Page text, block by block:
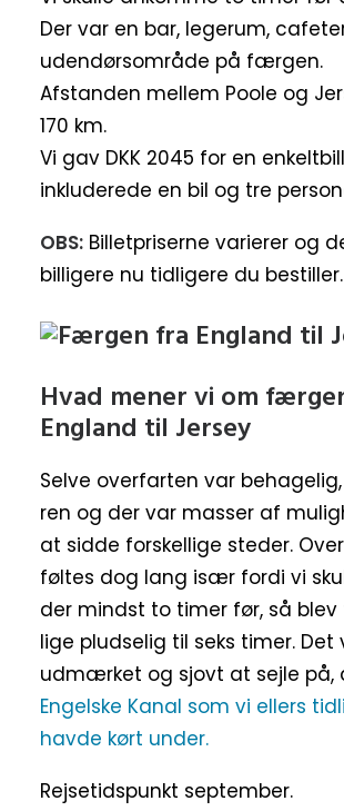
Der var en bar, legerum,
udendørsområde på færgen.
Afstanden mellem Poole og
170 km.
Vi gav DKK 2045 for en
inkluderede en bil og tre
OBS: Billetpriserne varierer og
billigere nu tidligere du bestiller.
Hvad mener vi om
England til Jersey
Selve overfarten var
ren og der var masser af
at sidde forskellige steder.
føltes dog lang især fordi vi
der mindst to timer før, så
lige pludselig til seks timer. Det
udmærket og sjovt at sejle på,
Engelske Kanal som vi ellers
havde kørt under.
Rejsetidspunkt september.